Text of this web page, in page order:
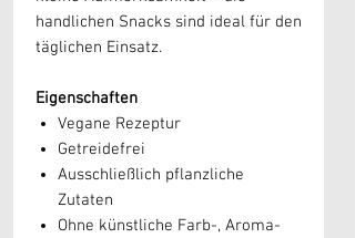
handlichen Snacks sind ideal für den
täglichen Einsatz.
Eigenschaften
Vegane Rezeptur
Getreidefrei
Ausschließlich pflanzliche
Zutaten
Ohne künstliche Farb-, Aroma-